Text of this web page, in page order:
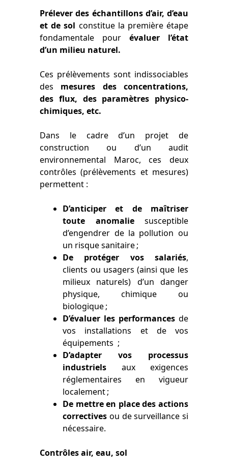
Prélever des échantillons d’air, d’eau
et de sol constitue la première étape
fondamentale pour évaluer l’état
d’un milieu naturel.
Ces prélèvements sont indissociables
des mesures des concentrations,
des flux, des paramètres physico-
chimiques, etc.
Dans le cadre d’un projet de
construction ou d’un audit
environnemental Maroc, ces deux
contrôles (prélèvements et mesures)
permettent :
D’anticiper et de maîtriser
toute anomalie susceptible
d’engendrer de la pollution ou
un risque sanitaire ;
De protéger vos salariés,
clients ou usagers (ainsi que les
milieux naturels) d’un danger
physique, chimique ou
biologique ;
D’évaluer les performancesde
vos installations et de vos
équipements ;
D’adapter vos processus
industriels aux exigences
réglementaires en vigueur
localement ;
De mettre en place des actions
correctives ou de surveillance si
nécessaire.
Contrôles air, eau, sol